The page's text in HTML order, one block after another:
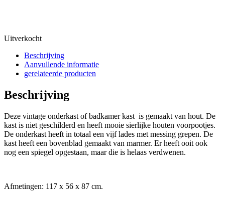
Uitverkocht
Beschrijving
Aanvullende informatie
gerelateerde producten
Beschrijving
Deze vintage onderkast of badkamer kast is gemaakt van hout. De
kast is niet geschilderd en heeft mooie sierlijke houten voorpootjes.
De onderkast heeft in totaal een vijf lades met messing grepen. De
kast heeft een bovenblad gemaakt van marmer. Er heeft ooit ook
nog een spiegel opgestaan, maar die is helaas verdwenen.
Afmetingen: 117 x 56 x 87 cm.